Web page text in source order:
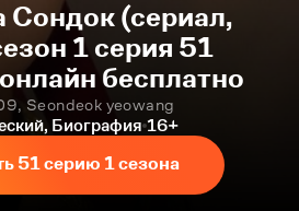
Сондок (сериал,
1 серия 51
бесплатно
Seondeok yeowang
Биография 16+
51 серию 1 сезона